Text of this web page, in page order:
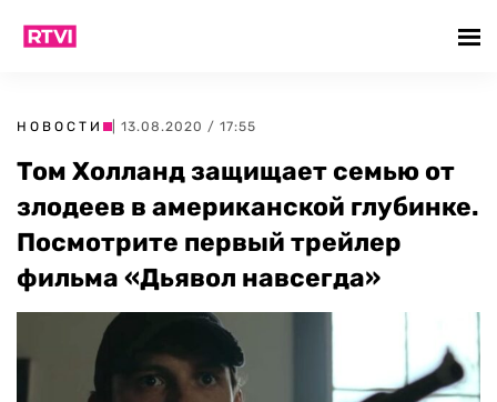
НОВОСТИ | 13.08.2020 / 17:55
Том Холланд защищает семью от
злодеев в американской глубинке.
Посмотрите первый трейлер
фильма «Дьявол навсегда»